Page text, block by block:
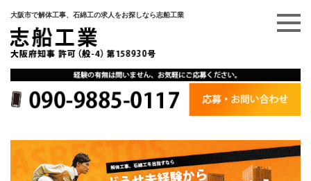
大阪市で解体工事、石綿工の求人をお探しなら志船工業